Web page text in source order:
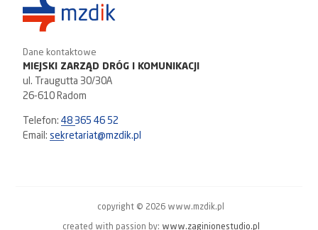
Dane kontaktowe
MIEJSKI ZARZĄD DRÓG I KOMUNIKACJI
ul. Traugutta 30/30A
26-610 Radom
Telefon:48 365 46 52
Email:sekretariat@mzdik.pl
copyright © 2026 www.mzdik.pl
created with passion by: www.zaginionestudio.pl